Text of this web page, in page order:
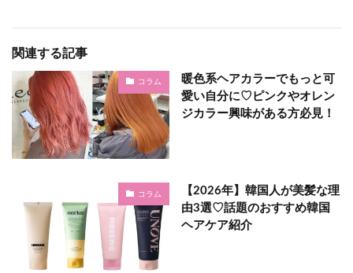
関連する記事
コラム
暖色系ヘアカラーでもっと可
愛い自分に♡ピンクやオレン
ジカラー興味がある方必見！
コラム
【2026年】韓国人が美髪な理
由3選♡話題のおすすめ韓国
ヘアケア紹介♩